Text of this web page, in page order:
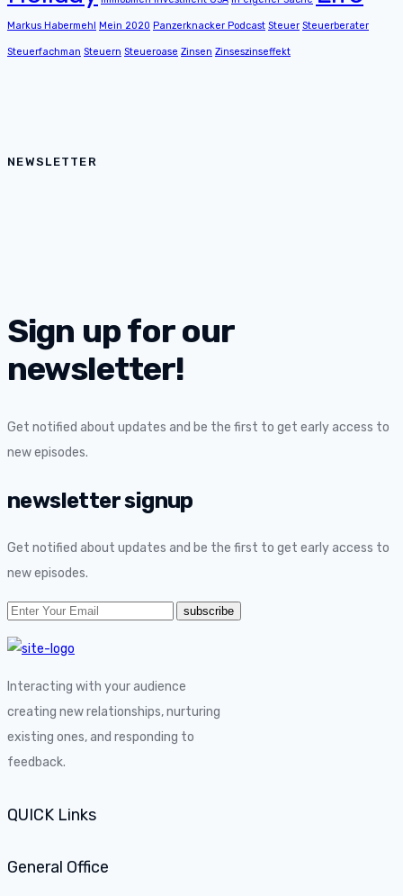
Markus Habermehl Mein 2020 Panzerknacker Podcast Steuer Steuerberater
Steuerfachman Steuern Steueroase Zinsen Zinseszinseffekt
NEWSLETTER
Sign up for our
newsletter!
Get notified about updates and be the first to get early access to
new episodes.
newsletter signup
Get notified about updates and be the first to get early access to
new episodes.
Interacting with your audience
creating new relationships, nurturing
existing ones, and responding to
feedback.
QUICK Links
General Office